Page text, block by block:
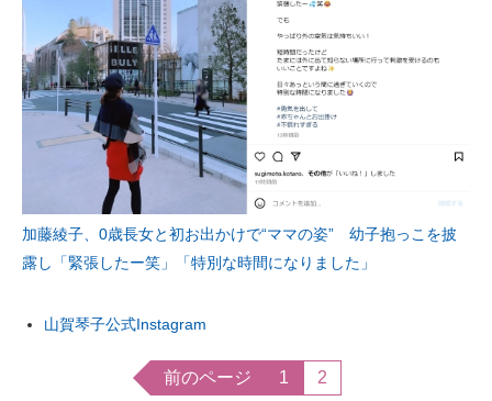
加藤綾子、0歳長女と初お出かけで“ママの姿” 幼子抱っこを披
露し「緊張したー笑」「特別な時間になりました」
山賀琴子公式Instagram
前のページ 1 2